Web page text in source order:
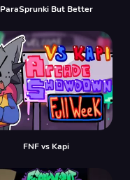
ParaSprunki But Better
FNF vs Kapi